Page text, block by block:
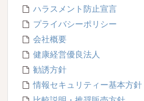
ハラスメント防止宣言
プライバシーポリシー
会社概要
健康経営優良法人
勧誘方針
情報セキュリティー基本方針